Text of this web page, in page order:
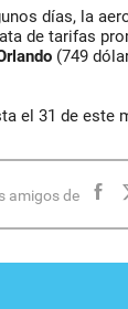
días, la
de tarifas
(749
el 31 de este
amigos de